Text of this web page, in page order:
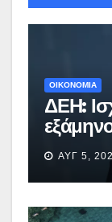
ΟΙΚΟΝΟΜΙΑ
ΔΕΗ:
ΑΥΓ 5,